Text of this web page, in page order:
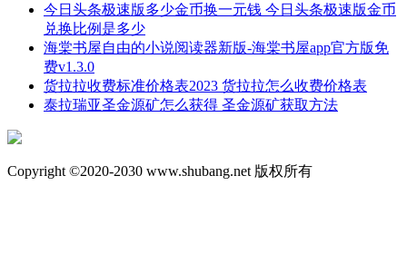
今日头条极速版多少金币换一元钱 今日头条极速版金币
兑换比例是多少
海棠书屋自由的小说阅读器新版-海棠书屋app官方版免
费v1.3.0
货拉拉收费标准价格表2023 货拉拉怎么收费价格表
泰拉瑞亚圣金源矿怎么获得 圣金源矿获取方法
Copyright ©2020-2030 www.shubang.net 版权所有